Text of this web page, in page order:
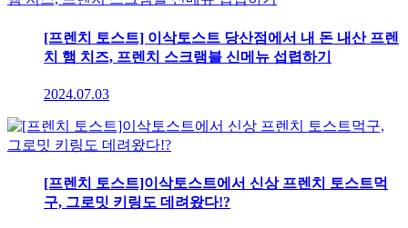
[프렌치 토스트] 이삭토스트 당산점에서 내 돈 내산 프렌
치 햄 치즈, 프렌치 스크램블 신메뉴 섭렵하기
2024.07.03
[프렌치 토스트]이삭토스트에서 신상 프렌치 토스트먹
구, 그로밋 키링도 데려왔다!?